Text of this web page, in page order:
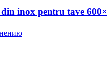
inox pentru tave